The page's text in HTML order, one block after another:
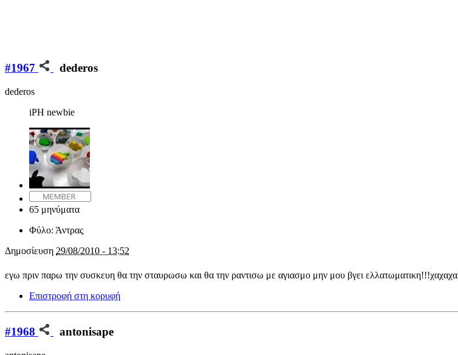
#1967 dederos
dederos
iPH newbie
65 μηνύματα
Φύλο: Άντρας
Δημοσίευση 29/08/2010 - 13:52
εγω πριν παρω την συσκευη θα την σταυρωσω και θα την ραντισω με αγιασμο μην μου βγει ελλατωματικη!!!χαχαχα
Επιστροφή στη κορυφή
#1968 antonisape